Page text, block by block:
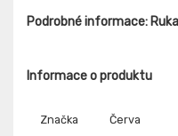
Podrobné informace:
Informace o produktu
Značka Červa